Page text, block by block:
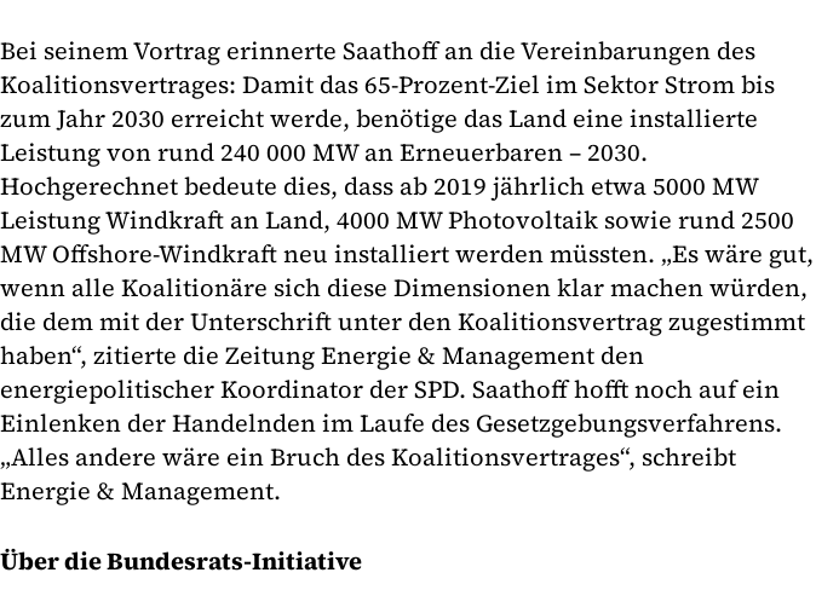
Bei seinem Vortrag erinnerte Saathoff an die Vereinbarungen des
Koalitionsvertrages: Damit das 65-Prozent-Ziel im Sektor Strom bis
zum Jahr 2030 erreicht werde, benötige das Land eine installierte
Leistung von rund 240 000 MW an Erneuerbaren – 2030.
Hochgerechnet bedeute dies, dass ab 2019 jährlich etwa 5000 MW
Leistung Windkraft an Land, 4000 MW Photovoltaik sowie rund 2500
MW Offshore-Windkraft neu installiert werden müssten. „Es wäre gut,
wenn alle Koalitionäre sich diese Dimensionen klar machen würden,
die dem mit der Unterschrift unter den Koalitionsvertrag zugestimmt
haben“, zitierte die Zeitung Energie & Management den
energiepolitischer Koordinator der SPD. Saathoff hofft noch auf ein
Einlenken der Handelnden im Laufe des Gesetzgebungsverfahrens.
„Alles andere wäre ein Bruch des Koalitionsvertrages“, schreibt
Energie & Management.
Über die Bundesrats-Initiative